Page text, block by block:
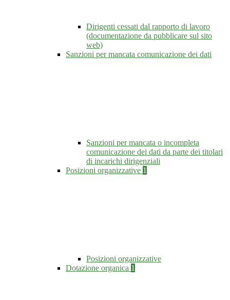
Dirigenti cessati dal rapporto di lavoro
(documentazione da pubblicare sul sito
web)
Sanzioni per mancata comunicazione dei dati
Sanzioni per mancata o incompleta
comunicazione dei dati da parte dei titolari
di incarichi dirigenziali
Posizioni organizzative 1
Posizioni organizzative
Dotazione organica 1